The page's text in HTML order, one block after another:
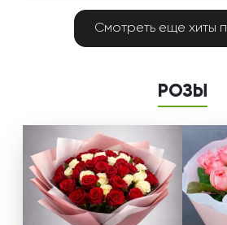
Смотреть еще хиты
РОЗЫ